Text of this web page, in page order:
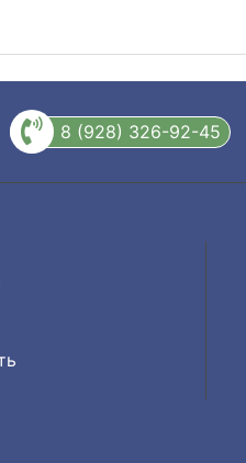
8 (928) 326-92-45